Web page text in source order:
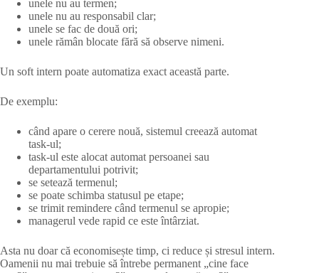
unele nu au termen;
unele nu au responsabil clar;
unele se fac de două ori;
unele rămân blocate fără să observe nimeni.
Un soft intern poate automatiza exact această parte.
De exemplu:
când apare o cerere nouă, sistemul creează automat
task-ul;
task-ul este alocat automat persoanei sau
departamentului potrivit;
se setează termenul;
se poate schimba statusul pe etape;
se trimit remindere când termenul se apropie;
managerul vede rapid ce este întârziat.
Asta nu doar că economisește timp, ci reduce și stresul intern.
Oamenii nu mai trebuie să întrebe permanent „cine face